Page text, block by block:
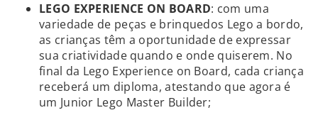
LEGO EXPERIENCE ON BOARD: com uma
variedade de peças e brinquedos Lego a bordo,
as crianças têm a oportunidade de expressar
sua criatividade quando e onde quiserem. No
final da Lego Experience on Board, cada criança
receberá um diploma, atestando que agora é
um Junior Lego Master Builder;